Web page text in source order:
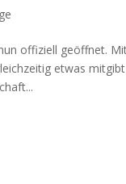
offiziell geöffnet.
etwas